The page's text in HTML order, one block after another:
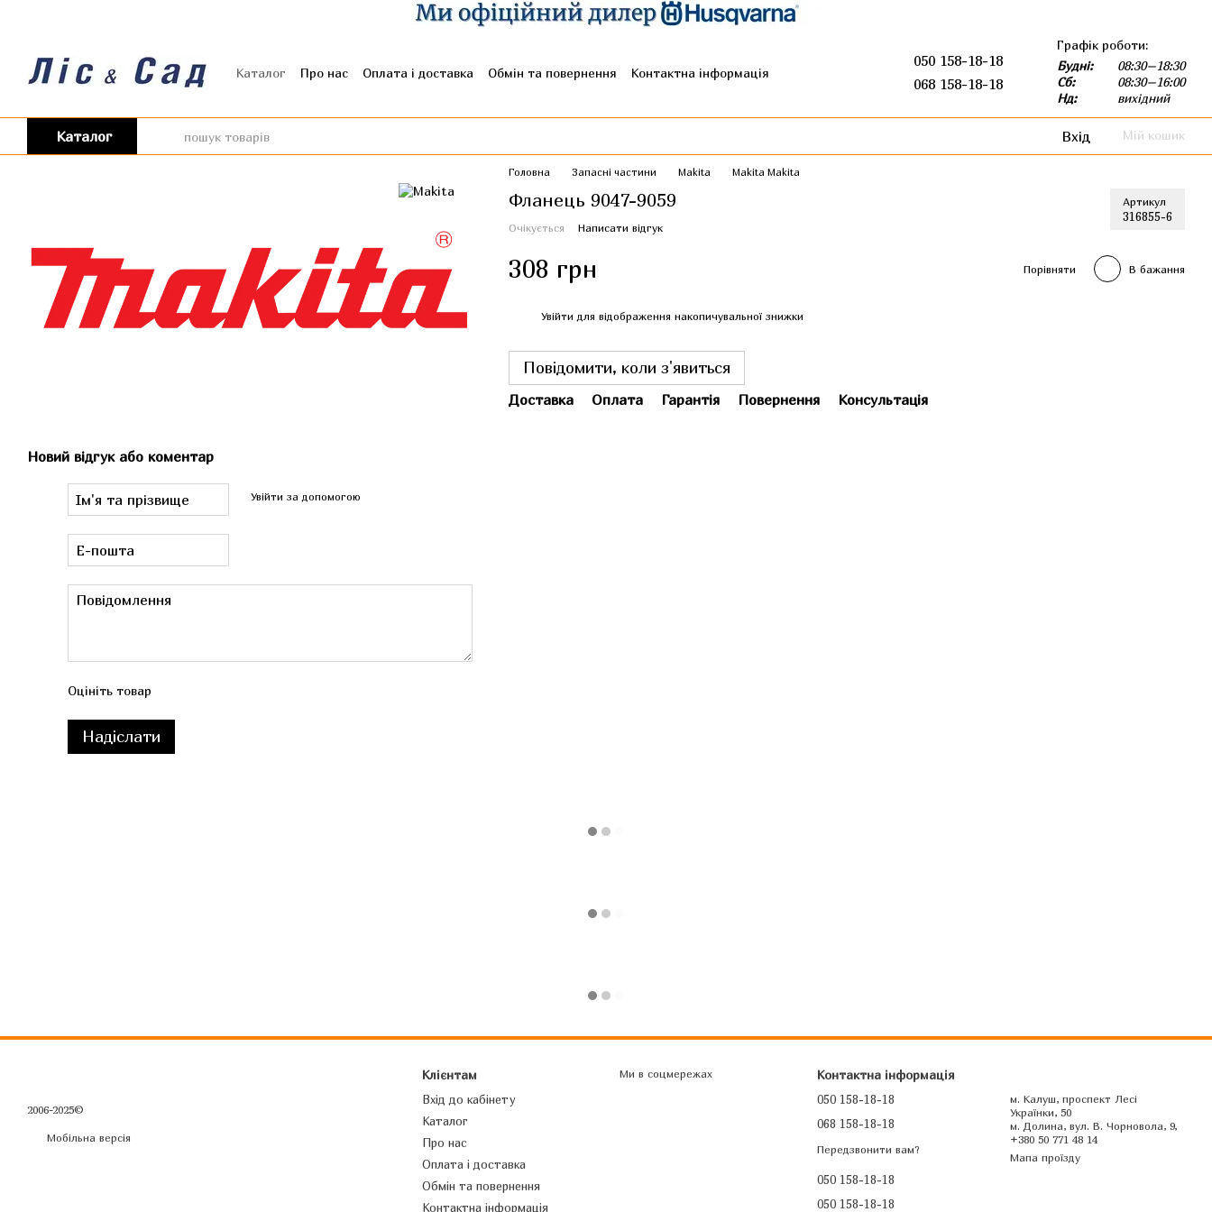
Каталог Про нас Оплата і доставка Обмін та повернення
Контактна інформація
050 158-18-18
068 158-18-18
Графік роботи:
Будні:
08:30–18:30
Сб:
08:30–16:00
Нд:
вихідний
Каталог Вхід Мій кошик
Новий відгук або коментар
Увійти за допомогою
Оцініть товар
Надіслати
Головна Запасні частини Makita Makita Makita
Фланець 9047-9059 Артикул
316855-6
Очікується Написати відгук
308 грн Порівняти В бажання
Увійти для відображення накопичувальної знижки
Повідомити, коли з'явиться
Доставка Оплата Гарантія Повернення Консультація
2006-2025©
Мобільна версія
Клієнтам
Вхід до кабінету
Каталог
Про нас
Оплата і доставка
Обмін та повернення
Контактна інформація
Ми в соцмережах Контактна інформація
050 158-18-18
068 158-18-18
Передзвонити вам?
050 158-18-18
050 158-18-18
м. Калуш, проспект Лесі
Українки, 50
м. Долина, вул. В. Чорновола, 9,
+380 50 771 48 14
Мапа проїзду